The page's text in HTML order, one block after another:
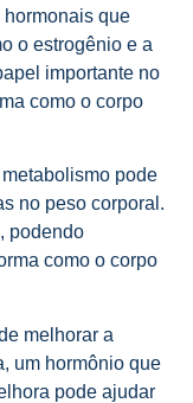
que
o estrogênio e a
importante no
como o corpo
pode
no peso corporal.
podendo
como o corpo
melhorar a
um hormônio que
pode ajudar